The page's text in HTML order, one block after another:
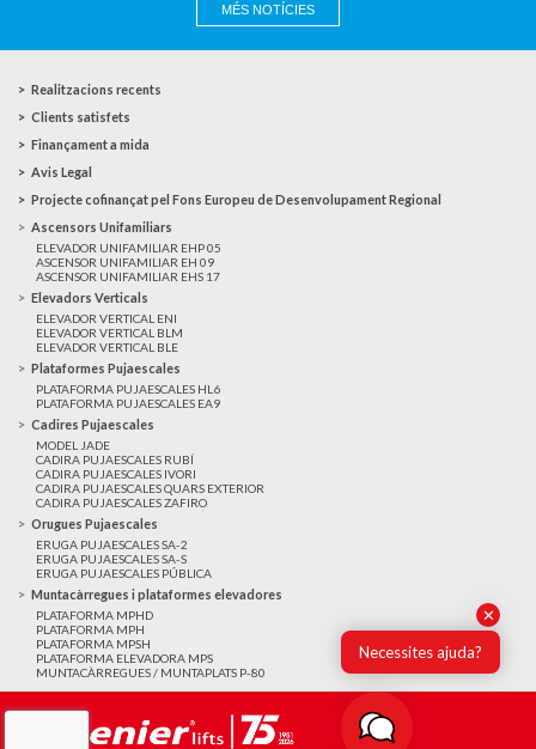
MÉS NOTÍCIES
Realitzacions recents
Clients satisfets
Finançament a mida
Avis Legal
Projecte cofinançat pel Fons Europeu de Desenvolupament Regional
Ascensors Unifamiliars
ELEVADOR UNIFAMILIAR EHP 05
ASCENSOR UNIFAMILIAR EH 09
ASCENSOR UNIFAMILIAR EHS 17
Elevadors Verticals
ELEVADOR VERTICAL ENI
ELEVADOR VERTICAL BLM
ELEVADOR VERTICAL BLE
Plataformes Pujaescales
PLATAFORMA PUJAESCALES HL6
PLATAFORMA PUJAESCALES EA9
Cadires Pujaescales
MODEL JADE
CADIRA PUJAESCALES RUBÍ
CADIRA PUJAESCALES IVORI
CADIRA PUJAESCALES QUARS EXTERIOR
CADIRA PUJAESCALES ZAFIRO
Orugues Pujaescales
ERUGA PUJAESCALES SA-2
ERUGA PUJAESCALES SA-S
ERUGA PUJAESCALES PÚBLICA
Muntacàrregues i plataformes elevadores
PLATAFORMA MPHD
PLATAFORMA MPH
PLATAFORMA MPSH
PLATAFORMA ELEVADORA MPS
MUNTACÀRREGUES / MUNTAPLATS P-80
✕
Necessites ajuda?